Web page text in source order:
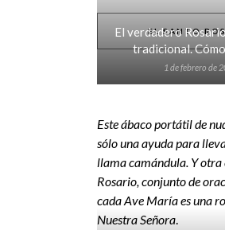
EL SANTO
El verdadero
tradicional.
1 de febrero de
Este ábaco portátil de
sólo una ayuda para
llama camándula. Y otra
Rosario, conjunto de
cada Ave María es una
Nuestra Señora.